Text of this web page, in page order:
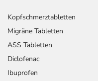
Kopfschmerztabletten
Migräne Tabletten
ASS Tabletten
Diclofenac
Ibuprofen